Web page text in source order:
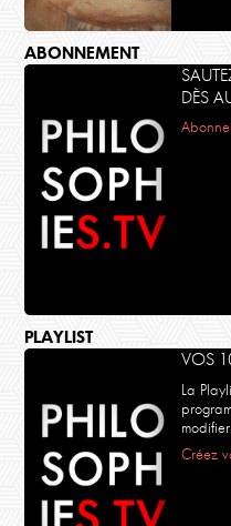
ABONNEMENT
DÈS
PLAYLIST
VOS
La
modifier.
Créez